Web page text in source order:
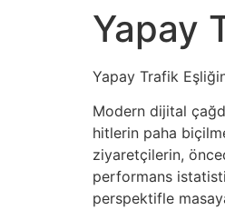
Yapay
Yapay Trafik
Modern dijital
hitlerin paha
ziyaretçilerin,
performans
perspektifle